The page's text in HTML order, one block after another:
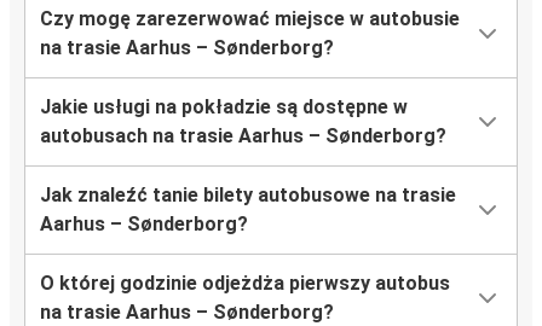
Czy mogę zarezerwować miejsce w autobusie
na trasie Aarhus – Sønderborg?
Jakie usługi na pokładzie są dostępne w
autobusach na trasie Aarhus – Sønderborg?
Jak znaleźć tanie bilety autobusowe na trasie
Aarhus – Sønderborg?
O której godzinie odjeżdża pierwszy autobus
na trasie Aarhus – Sønderborg?